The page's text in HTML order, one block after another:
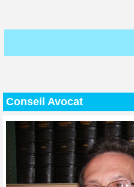
Conseil Avocat